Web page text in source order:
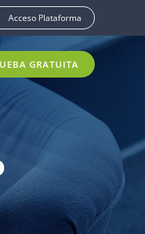
Acceso Plataforma
GRATUITA